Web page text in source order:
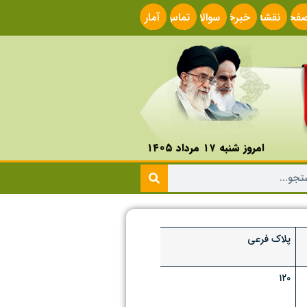
نقشه
سایت
خبرخوانسوالات
متداول
تماس
با ما
آمار
سایت
امروز شنبه ۱۷ مرداد ۱۴۰۵
پلاک فرعی
۱۲۰